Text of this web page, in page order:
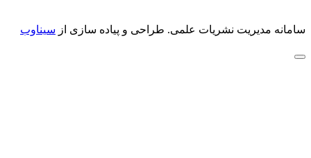
سامانه مدیریت نشریات علمی. طراحی و پیاده سازی از سیناوب